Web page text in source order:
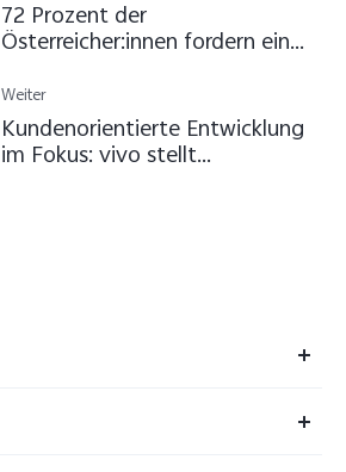
72 Prozent der
Österreicher:innen fordern eine
Beauty Filtern
Weiter
Kundenorientierte Entwicklung
im Fokus: vivo stellt